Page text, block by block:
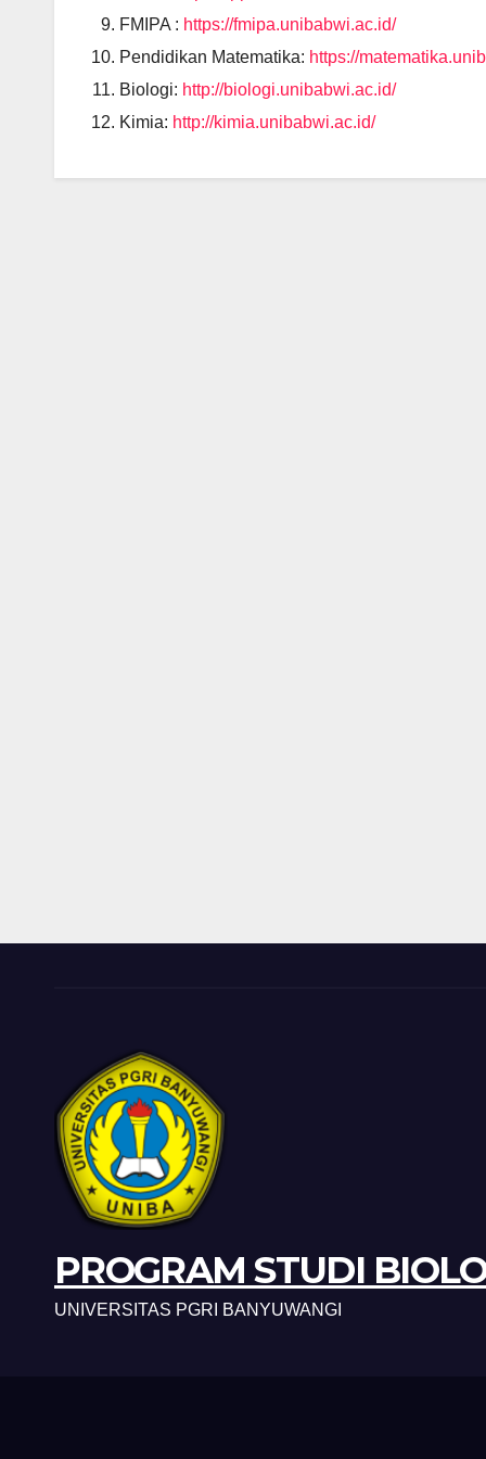
FMIPA : https://fmipa.unibabwi.ac.id/
Pendidikan Matematika: https://
Biologi: http://biologi.unibabwi.ac.id/
Kimia: http://kimia.unibabwi.ac.id/
PROGRAM STUDI
UNIVERSITAS PGRI BANYUWANGI